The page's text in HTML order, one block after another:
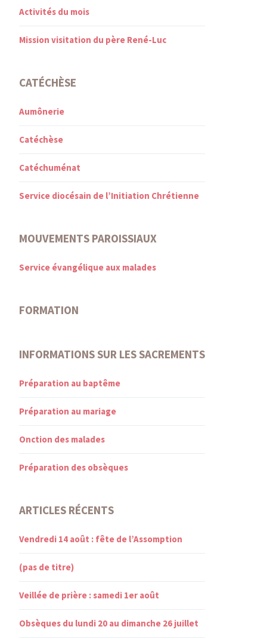
Activités du mois
Mission visitation du père René-Luc
CATÉCHÈSE
Aumônerie
Catéchèse
Catéchuménat
Service diocésain de l’Initiation Chrétienne
MOUVEMENTS PAROISSIAUX
Service évangélique aux malades
FORMATION
INFORMATIONS SUR LES SACREMENTS
Préparation au baptême
Préparation au mariage
Onction des malades
Préparation des obsèques
ARTICLES RÉCENTS
Vendredi 14 août : fête de l’Assomption
(pas de titre)
Veillée de prière : samedi 1er août
Obsèques du lundi 20 au dimanche 26 juillet